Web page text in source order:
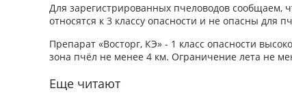
Для зарегистрированных пчеловодов сообщаем,
относятся к 3 классу опасности и не опасны для
Препарат «Восторг, КЭ» - 1 класс опасности
зона пчёл не менее 4 км. Ограничение лета не
Еще читают